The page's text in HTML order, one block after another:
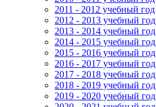
2011 - 2012 учебный год
2012 - 2013 учебный год
2013 - 2014 учебный год
2014 - 2015 учебный год
2015 - 2016 учебный год
2016 - 2017 учебный год
2017 - 2018 учебный год
2018 - 2019 учебный год
2019 - 2020 учебный год